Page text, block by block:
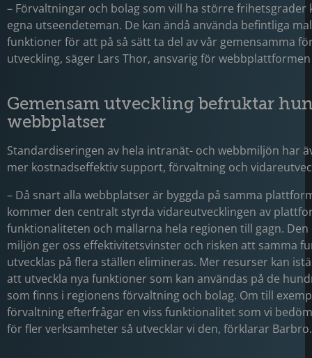
– Förvaltningar och bolag som vill ha större frihetsgrader
egna utseendeteman. De kan ändå använda befintliga
funktioner för att på så sätt ta del av vår gemensamma
utveckling, säger Lars Thor, ansvarig för webbplattformen
Gemensam utveckling befruktar
webbplatser
Standardiseringen av hela intranät- och webbmiljön har
mer kostnadseffektiv support, förvaltning och
– Då snart alla webbplatser är byggda på samma
kommer den centralt styrda vidareutvecklingen av
funktionaliteten och mallarna hela regionen till gagn. Den
miljön ger oss effektivitetsvinster och risken att samma
utvecklas på flera ställen elimineras. Mer resurser kan
att utveckla nya funktioner som kan användas på de
som finns i regionens förvaltning och bolag. Om till
förvaltning efterfrågar en viss funktionalitet som vi
för fler verksamheter så utvecklar vi den, förklarar Barbro.